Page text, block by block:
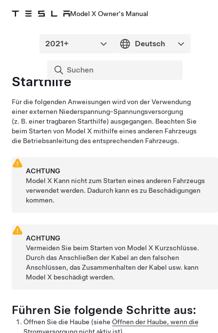
Model X Owner's Manual
Starthilfe
Für die folgenden Anweisungen wird von der Verwendung
einer externen Niederspannung-Spannungsversorgung
(z. B. einer tragbaren Starthilfe) ausgegangen. Beachten Sie
beim Starten von Model X mithilfe eines anderen Fahrzeugs
die Betriebsanleitung des entsprechenden Fahrzeugs.
ACHTUNG
Model X Kann nicht zum Starten eines anderen Fahrzeugs
verwendet werden. Dadurch kann es zu Beschädigungen
kommen.
ACHTUNG
Vermeiden Sie beim Starten von Model X Kurzschlüsse.
Durch das Anschließen der Kabel an den falschen
Anschlüssen, das Zusammenhalten der Kabel usw. kann
Model X beschädigt werden.
Führen Sie folgende Schritte aus:
Öffnen Sie die Haube (siehe Öffnen der Haube, wenn die